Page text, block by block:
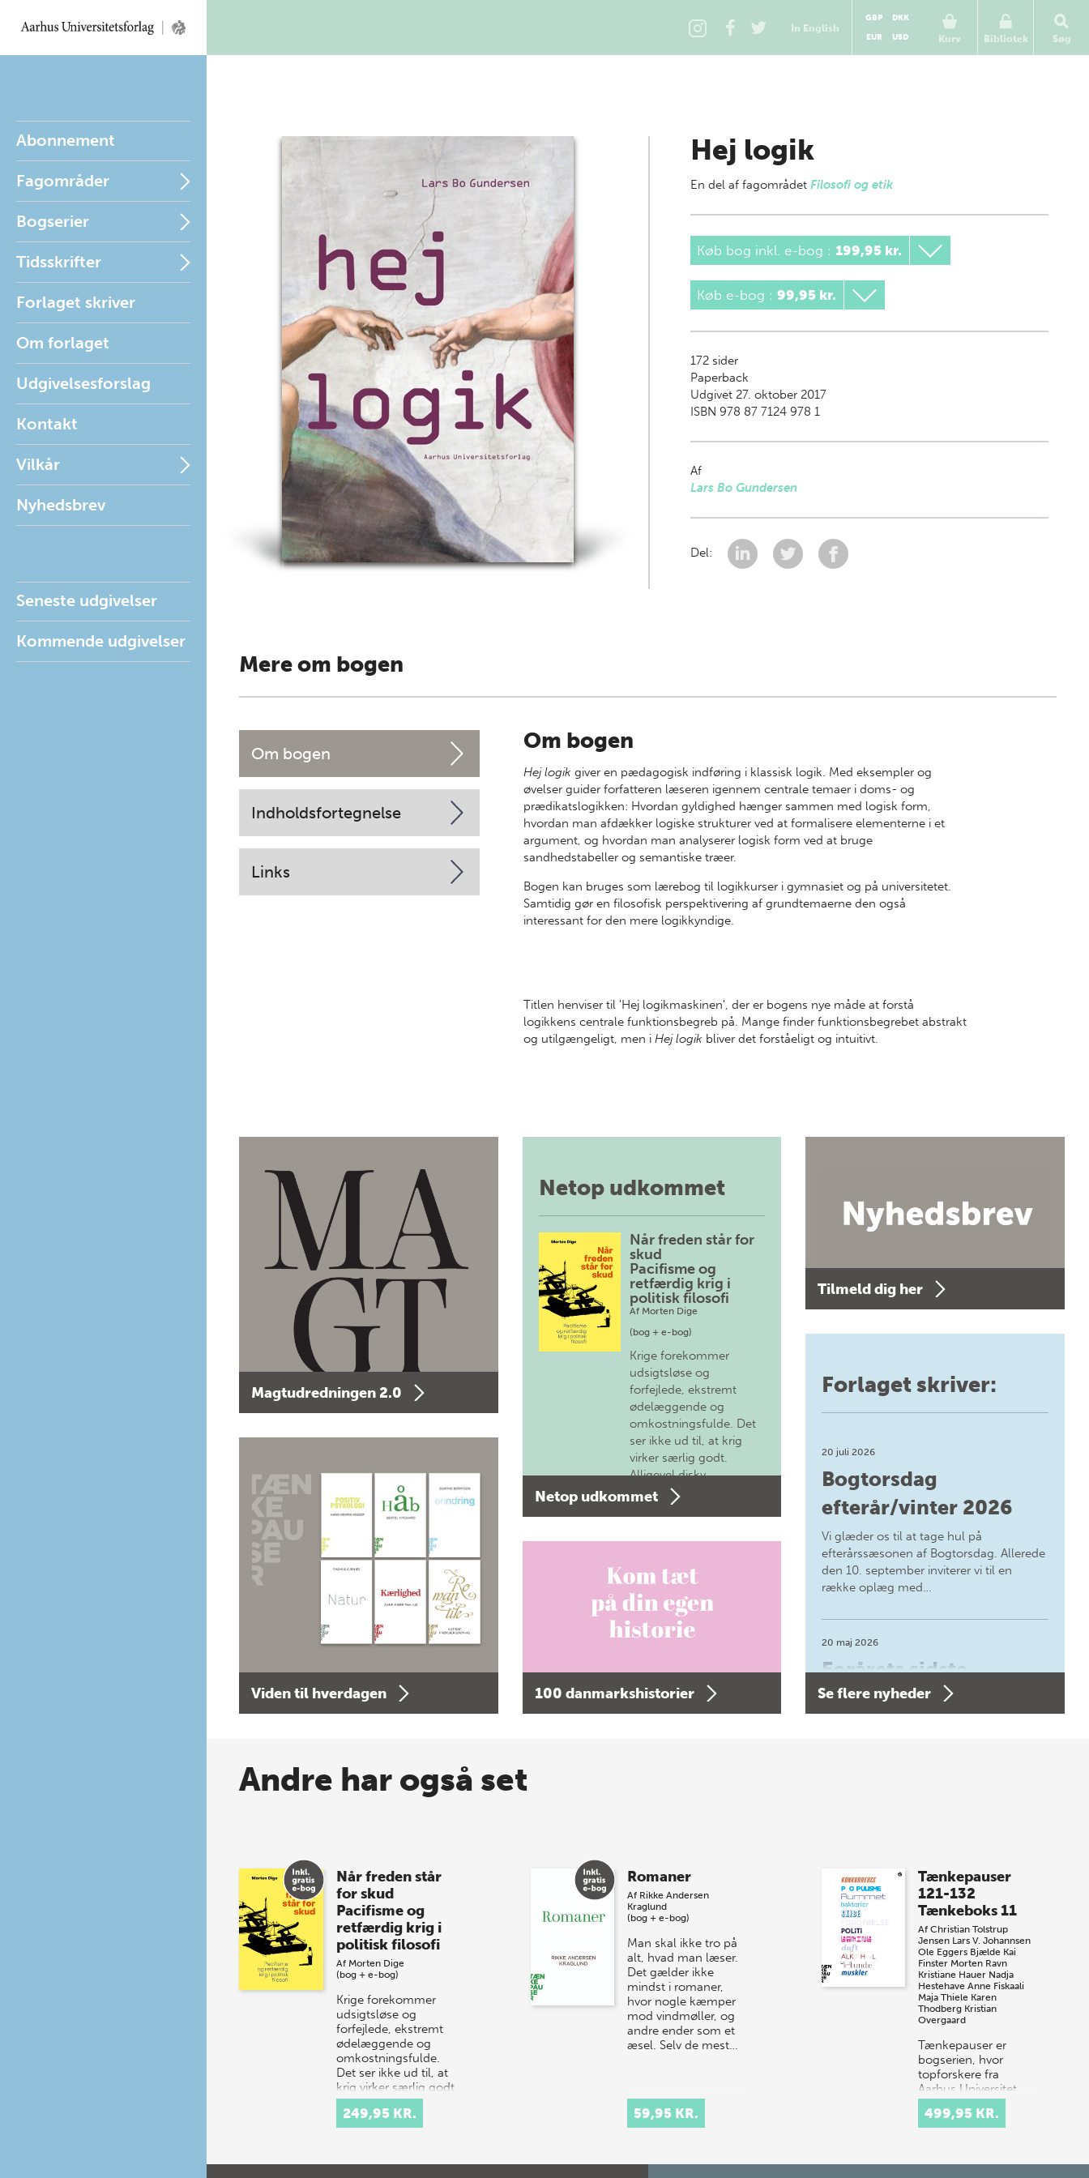
In English
Kurv
GBP
DKK
EUR
USD Bibliotek Søg
Abonnement
Fagområder
Bogserier
Tidsskrifter
Forlaget skriver
Om forlaget
Udgivelsesforslag
Kontakt
Vilkår
Nyhedsbrev
Seneste udgivelser
Kommende udgivelser
Hej logik
En del af fagområdet Filosofi og etik
Køb bog inkl. e-bog : 199,95 kr.
Køb e-bog : 99,95 kr.
172sider
Paperback
Udgivet 27. oktober 2017
ISBN 978 87 7124 978 1
Af
Lars Bo Gundersen
Del:
Mere om bogen
Om bogen
Indholdsfortegnelse
Links
Om bogen
Hej logik giver en pædagogisk indføring i klassisk logik. Med eksempler og
øvelser guider forfatteren læseren igennem centrale temaer i doms- og
prædikatslogikken: Hvordan gyldighed hænger sammen med logisk form,
hvordan man afdækker logiske strukturer ved at formalisere elementerne i et
argument, og hvordan man analyserer logisk form ved at bruge
sandhedstabeller og semantiske træer.
Bogen kan bruges som lærebog til logikkurser i gymnasiet og på universitetet.
Samtidig gør en filosofisk perspektivering af grundtemaerne den også
interessant for den mere logikkyndige.
Titlen henviser til 'Hej logikmaskinen', der er bogens nye måde at forstå
logikkens centrale funktionsbegreb på. Mange finder funktionsbegrebet abstrakt
og utilgængeligt, men iHej logik bliver det forståeligt og intuitivt.
Magtudredningen 2.0
Viden til hverdagen
Netop udkommet
Når freden står for
skud
Pacifisme og
retfærdig krig i
politisk filosofi
Af Morten Dige
(bog + e-bog)
Krige forekommer
udsigtsløse og
forfejlede, ekstremt
ødelæggende og
omkostningsfulde. Det
ser ikke ud til, at krig
virker særlig godt.
Alligevel diskv…
Netop udkommet
100 danmarkshistorier
Tilmeld dig her
Forlaget skriver:
20 juli 2026
Bogtorsdag
efterår/vinter 2026
Vi glæder os til at tage hul på
efterårssæsonen af Bogtorsdag. Allerede
den 10. september inviterer vi til en
række oplæg med…
20 maj 2026
Forårets sidste
Bogtorsdag 11. juni
sommer-lagersalg!
Vi gentager succesen og inviterer igen i
år til vores store sommer-lagersalg,
så sæt kryds i kalenderen onsdag den
10. j…
Se flere nyheder
Andre har også set
Når freden står
for skud
Pacifisme og
retfærdig krig i
politisk filosofi
Af Morten Dige
(bog + e-bog)
Krige forekommer
udsigtsløse og
forfejlede, ekstremt
ødelæggende og
omkostningsfulde.
Det ser ikke ud til, at
krig virker særlig godt.
Alligevel diskv…
249,95 KR.
Romaner
Af Rikke Andersen
Kraglund
(bog + e-bog)
Man skal ikke tro på
alt, hvad man læser.
Det gælder ikke
mindst i romaner,
hvor nogle kæmper
mod vindmøller, og
andre ender som et
æsel. Selv de mest…
59,95 KR.
Tænkepauser
121-132
Tænkeboks 11
AfChristian Tolstrup
Jensen Lars V. Johannsen
Ole Eggers Bjælde Kai
Finster Morten Ravn
Kristiane Hauer Nadja
Hestehave Anne Fiskaali
Maja Thiele Karen
Thodberg Kristian
Overgaard
Tænkepauser er
bogserien, hvor
topforskere fra
Aarhus Universitet
formidler deres viden
om centrale emner
som frihed, netværk
k…
499,95 KR.